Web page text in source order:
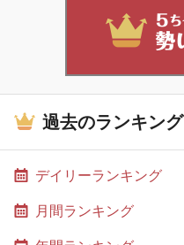
過去のランキング
デイリーランキング
月間ランキング